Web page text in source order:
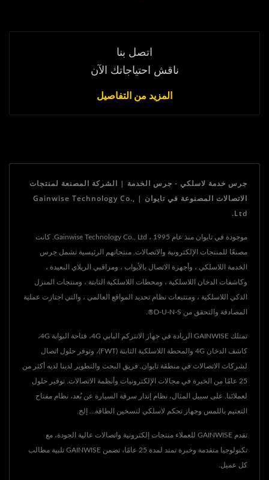
اتصل بنا
ناقش احتياجاتك الآن
المزيد من التفاصيل
جرس خدمة لاسلكي - جرس الخدمة | الشركة المصنعة لمنتجات
الاتصالات المصنوعة في تايوان | Gainwise Technology Co.,
Ltd.
موجودة في تايوان منذ عام 1995 ، Gainwise Technology Co., Ltd. كانت
مصنعًا للمنتجات الإلكترونية والاتصالات. منتجاتهم الرئيسية تشمل جرس
الخدمة اللاسلكي ، وأجهزة الاتصال بالأبواب ، ومراقبي الريلاي البعيدة ،
وكاشفات الدخان اللاسلكية ، ومحطات اللاسلكية الثابتة ، ومنتجات المنزل
الذكي اللاسلكية ، ومتتبعات نظام تحديد المواقع العالمي ، والتي اجتازت عملية
المصادقة والتحقق من D-U-N-S®.
تمتلك GAINWISE الريادة في جهاز الانتركم البابي 4G، فتاحة البوابة 4G،
كاشف الدخان 4G والمحطة اللاسلكية الثابتة (FWT)، وتوفر حلول اتصال
لشركات الاتصالات في منطقة تايوان. فريق البحث والتطوير لدينا لديه أكثر من
25 عامًا من الخبرة في مجالات الإلكترونيات وأنظمة الاتصالات. توفير حلول
لعملائنا. على سبيل المثال، نظام إنذار سرقة السيارة عن بُعد، نظام مفتاح
التعتيم باللمس وجهاز تحكم لاسلكي لتسخين الطاقة... إلخ.
تقدم GAINWISE للعملاء منتجات إلكترونية واتصالات عالية الجودة، مع
تكنولوجيا متقدمة وخبرة تمتد لمدة 25 عامًا، تضمن GAINWISE تلبية مطالب
كل عميل.